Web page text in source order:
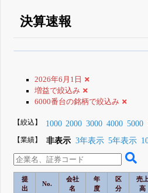
決算速報
登録すると永久30%OFFと米
2026年6月1日
増益で絞込み
6000番台の銘柄で絞込み
【絞込】 1000 2000 3000 4000 5000
【業績】 非表示 3年表示 5年表示
提
出
No.
会社
名
年
度
区
分
売上
高